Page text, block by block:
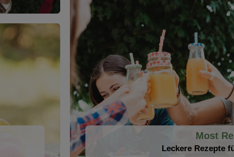
Most
Leckere Rezepte